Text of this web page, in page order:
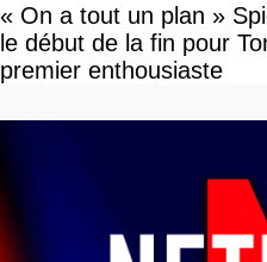
« On a tout un plan »
le début de la fin pour
premier enthousiaste